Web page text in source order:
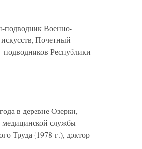
подводник Военно-
Почетный
Республики
в деревне Озерки,
медицинской службы
Труда (1978 г.), доктор